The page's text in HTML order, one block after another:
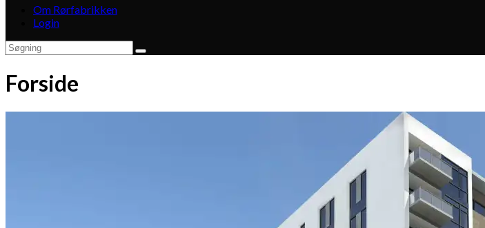
Om Rørfabrikken
Login
Forside